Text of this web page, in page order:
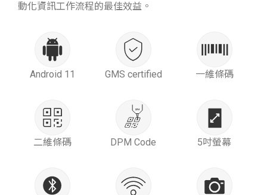
動化資訊工作流程的最佳效益。
Android 11 GMS certified 一維條碼
二維條碼 DPM Code 5吋螢幕